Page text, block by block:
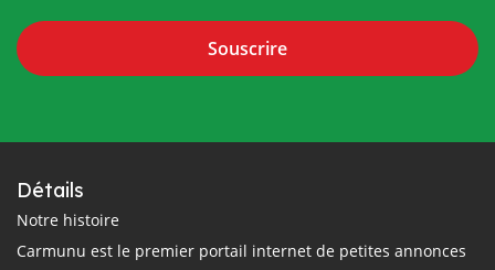
Souscrire
Détails
Notre histoire
Carmunu est le premier portail internet de petites annonces